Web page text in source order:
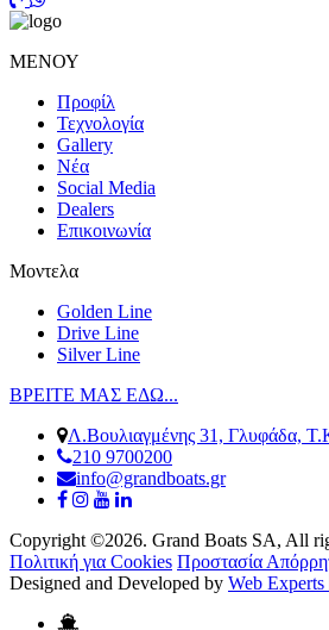
ΜΕΝΟΥ
Προφίλ
Τεχνολογία
Gallery
Νέα
Social Media
Dealers
Επικοινωνία
Μοντελα
Golden Line
Drive Line
Silver Line
ΒΡΕΙΤΕ ΜΑΣ ΕΔΩ...
Λ.Βουλιαγμένης 31, Γλυφάδα,
210 9700200
info@grandboats.gr
Copyright ©2026. Grand Boats SA, All
Πολιτική για Cookies Προστασία
Designed and Developed by Web Experts